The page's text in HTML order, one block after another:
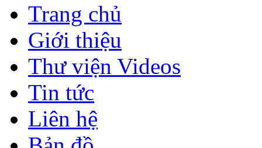
Trang chủ
Giới thiệu
Thư viện Videos
Tin tức
Liên hệ